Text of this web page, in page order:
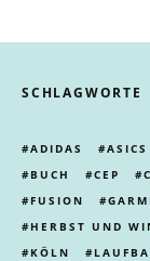
SCHLAGWORTE
ADIDAS ASICS
BUCH
CEP
FUSION
HERBST UND
KÖLN